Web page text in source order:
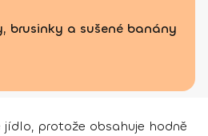
brusinky a sušené banány
jídlo, protože obsahuje hodně